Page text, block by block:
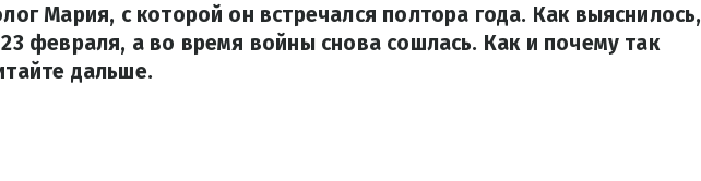
Мария, с которой он встречался полтора года. Как выяснилось,
февраля, а во время войны снова сошлась. Как и почему так
дальше.